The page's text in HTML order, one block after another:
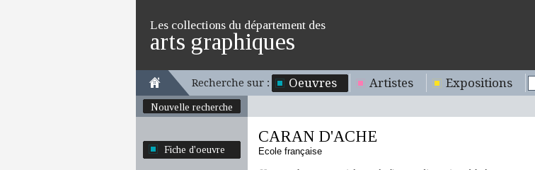
Les collections du département des
arts graphiques
Recherche sur : Oeuvres Artistes Expositions
Nouvelle recherche
Fiche d'oeuvre
CARAN D'ACHE
Ecole française